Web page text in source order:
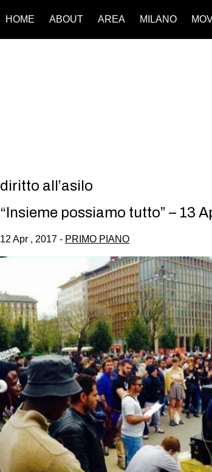
HOME ABOUT AREA MILANO
diritto all’asilo
“Insieme possiamo tutto” – 13
12 Apr , 2017 - PRIMO PIANO